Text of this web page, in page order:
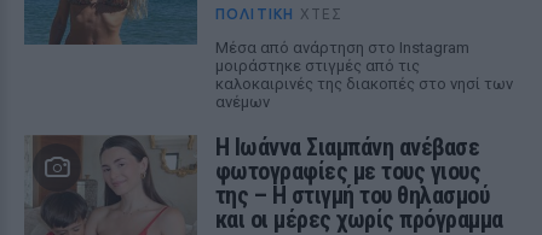
ΠΟΛΙΤΙΚΉ ΧΤΕΣ
Μέσα από ανάρτηση στο Instagram
μοιράστηκε στιγμές από τις
καλοκαιρινές της διακοπές στο νησί των
ανέμων
H Ιωάννα Σιαμπάνη ανέβασε
φωτογραφίες με τους γιους
της – Η στιγμή του θηλασμού
και οι μέρες χωρίς πρόγραμμα